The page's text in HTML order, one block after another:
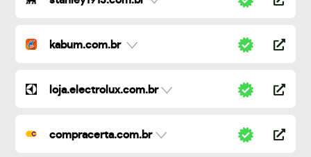
kabum.com.br
loja.electrolux.com.br
compracerta.com.br